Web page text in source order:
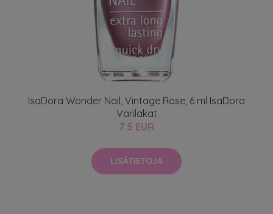
IsaDora Wonder Nail, Vintage Rose, 6 ml IsaDora
Värilakat
7.5 EUR
LISÄTIETOJA